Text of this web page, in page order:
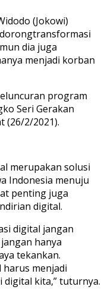
(Jokowi)
dia juga
menjadi korban
program
Seri Gerakan
(26/2/2021).
merupakan solusi
Indonesia menuju
penting juga
digital.
digital jangan
hanya
tekankan.
harus menjadi
kita,” tuturnya.